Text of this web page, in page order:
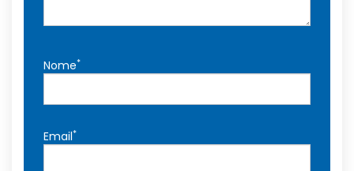
Nome*
Email*